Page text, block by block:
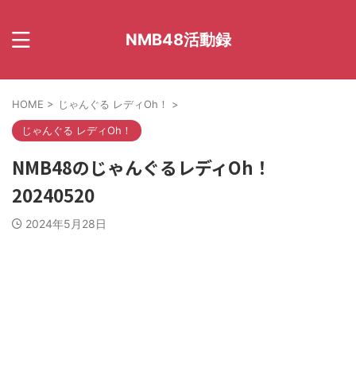
NMB48活動録
HOME > じゃんぐる レディOh！ >
じゃんぐる レディOh！
NMB48のじゃんぐるレディOh！
20240520
2024年5月28日